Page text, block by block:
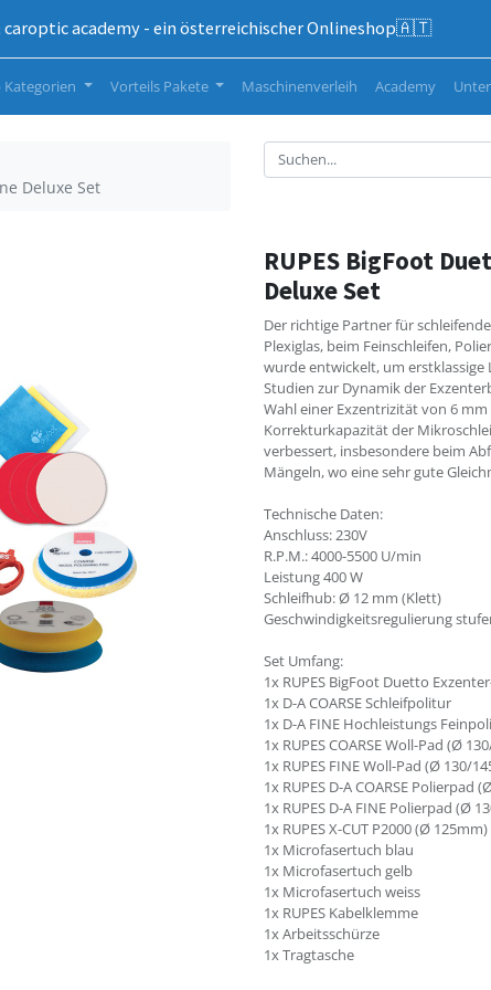
academy - ein österreichischer Onlineshop🇦🇹
Kategorien Vorteils Pakete Maschinenverleih Academy
Deluxe Set
RUPES BigFoot
Deluxe Set
Der richtige Partner für
Plexiglas, beim Feinschleifen,
wurde entwickelt, um erstklassige
Studien zur Dynamik der
Wahl einer Exzentrizität von 6
Korrekturkapazität der
verbessert, insbesondere beim
Mängeln, wo eine sehr gute
Technische Daten:
Anschluss: 230V
R.P.M.: 4000-5500 U/min
Leistung 400 W
Schleifhub: Ø 12 mm (Klett)
Geschwindigkeitsregulierung
Set Umfang:
1x RUPES BigFoot Duetto
1x D-A COARSE Schleifpolitur
1x D-A FINE Hochleistungs
1x RUPES COARSE Woll-Pad (Ø
1x RUPES FINE Woll-Pad (Ø 130/
1x RUPES D-A COARSE Polierpad
1x RUPES D-A FINE Polierpad (Ø
1x RUPES X-CUT P2000 (Ø 125mm)
1x Microfasertuch blau
1x Microfasertuch gelb
1x Microfasertuch weiss
1x RUPES Kabelklemme
1x Arbeitsschürze
1x Tragtasche